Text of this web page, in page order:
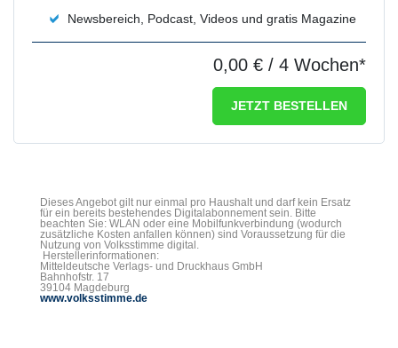
Newsbereich, Podcast, Videos und gratis Magazine
0,00 € / 4 Wochen*
JETZT BESTELLEN
Dieses Angebot gilt nur einmal pro Haushalt und darf kein Ersatz
für ein bereits bestehendes Digitalabonnement sein. Bitte
beachten Sie: WLAN oder eine Mobilfunkverbindung (wodurch
zusätzliche Kosten anfallen können) sind Voraussetzung für die
Nutzung von Volksstimme digital.
Herstellerinformationen:
Mitteldeutsche Verlags- und Druckhaus GmbH
Bahnhofstr. 17
39104 Magdeburg
www.volksstimme.de